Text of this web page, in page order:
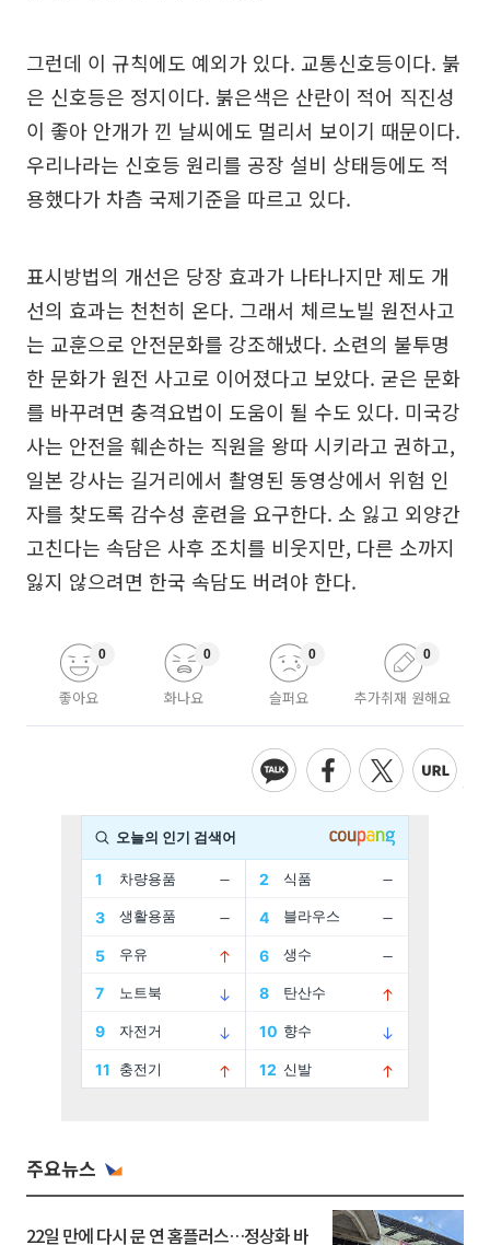
그런데 이 규칙에도 예외가 있다. 교통신호등이다. 붉
은 신호등은 정지이다. 붉은색은 산란이 적어 직진성
이 좋아 안개가 낀 날씨에도 멀리서 보이기 때문이다.
우리나라는 신호등 원리를 공장 설비 상태등에도 적
용했다가 차츰 국제기준을 따르고 있다.
표시방법의 개선은 당장 효과가 나타나지만 제도 개
선의 효과는 천천히 온다. 그래서 체르노빌 원전사고
는 교훈으로 안전문화를 강조해냈다. 소련의 불투명
한 문화가 원전 사고로 이어졌다고 보았다. 굳은 문화
를 바꾸려면 충격요법이 도움이 될 수도 있다. 미국강
사는 안전을 훼손하는 직원을 왕따 시키라고 권하고,
일본 강사는 길거리에서 촬영된 동영상에서 위험 인
자를 찾도록 감수성 훈련을 요구한다. 소 잃고 외양간
고친다는 속담은 사후 조치를 비웃지만, 다른 소까지
잃지 않으려면 한국 속담도 버려야 한다.
좋아요
0
화나요
0
슬퍼요
0
추가취재 원해요
0
주요뉴스
22일 만에 다시 문 연 홈플러스…정상화 바